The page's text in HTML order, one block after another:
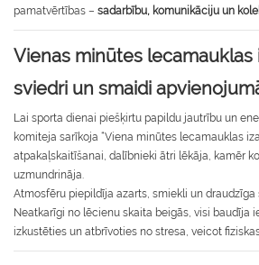
pamatvērtības – sadarbību, komunikāciju un
Vienas minūtes lecamauklas
sviedri un smaidi
Lai sporta dienai piešķirtu papildu jautrību un
komiteja sarīkoja “Viena minūtes lecamauklas
atpakaļskaitīšanai, dalībnieki ātri lēkāja, kamēr
uzmundrināja.
Atmosfēru piepildīja azarts, smiekli un draudzīga
Neatkarīgi no lēcienu skaita beigās, visi baudīja
izkustēties un atbrīvoties no stresa, veicot